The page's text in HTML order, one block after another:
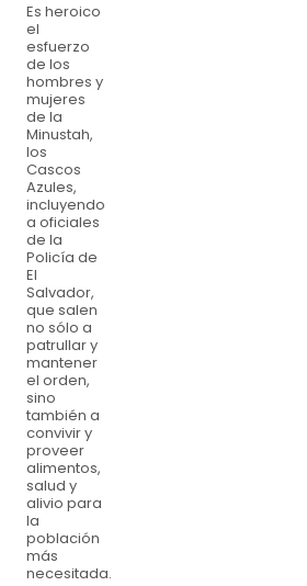
Es heroico
el
esfuerzo
de los
hombres y
mujeres
de la
Minustah,
los
Cascos
Azules,
incluyendo
a oficiales
de la
Policía de
El
Salvador,
que salen
no sólo a
patrullar y
mantener
el orden,
sino
también a
convivir y
proveer
alimentos,
salud y
alivio para
la
población
más
necesitada.